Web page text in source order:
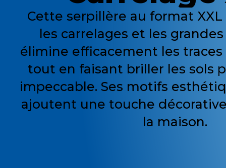
Cette serpillère au format
les carrelages et les
élimine efficacement les traces
tout en faisant briller les sols
impeccable. Ses motifs
ajoutent une touche
la maison.